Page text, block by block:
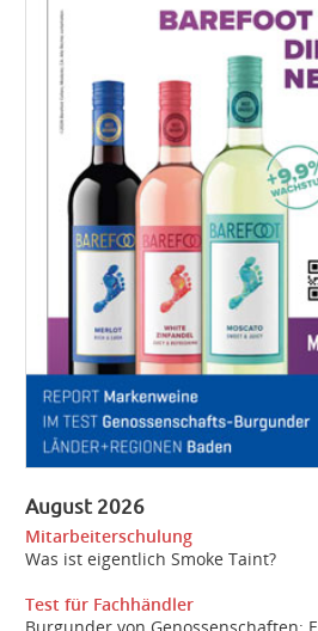
August 2026
Mitarbeiterschulung
Was ist eigentlich Smoke Taint?
Test für Fachhändler
Burgunder von Genossenschaften: